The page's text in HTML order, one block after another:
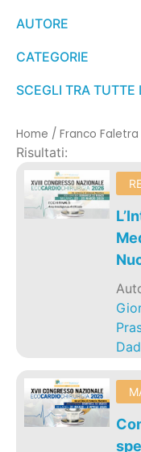
AUTORE
CATEGORIE
SCEGLI TRA TUTTE
Home / Franco Faletra
Risultati: